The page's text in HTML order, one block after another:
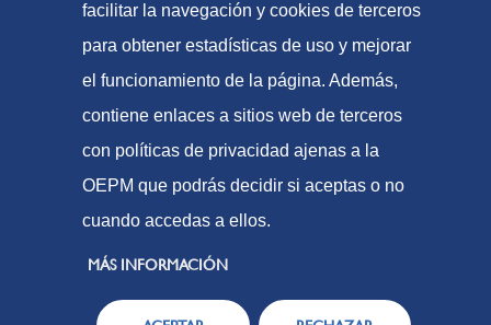
© Patente eta marken espainiako bulegoa (2021
Lege-Oharra
facilitar la navegación y cookies de terceros
para obtener estadísticas de uso y mejorar
el funcionamiento de la página. Además,
contiene enlaces a sitios web de terceros
con políticas de privacidad ajenas a la
OEPM que podrás decidir si aceptas o no
cuando accedas a ellos.
MÁS INFORMACIÓN